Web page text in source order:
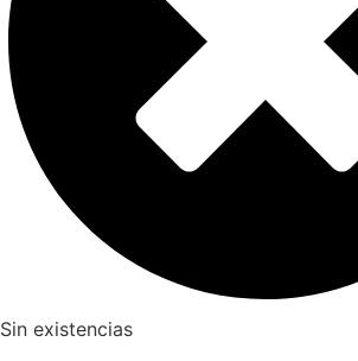
Sin existencias